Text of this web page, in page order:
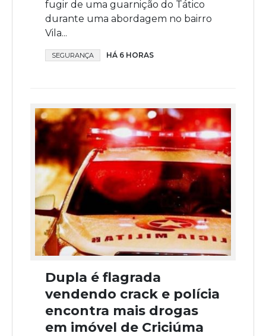
fugir de uma guarnição do Tático
durante uma abordagem no bairro
Vila...
SEGURANÇA HÁ 6 HORAS
Dupla é flagrada
vendendo crack e polícia
encontra mais drogas
em imóvel de Criciúma